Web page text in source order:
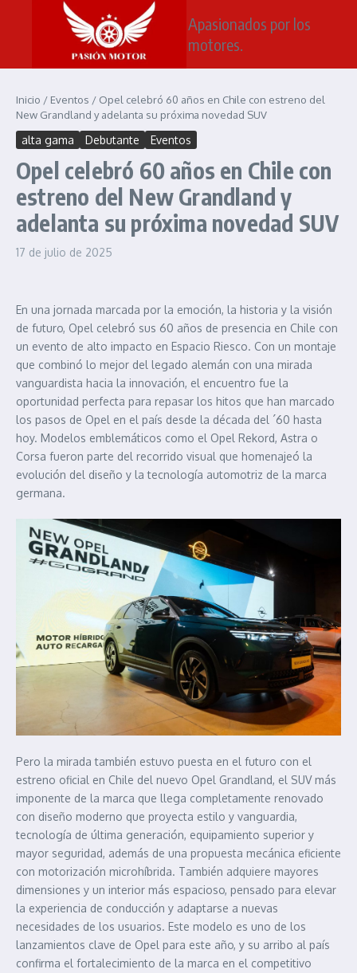
Saltar al contenido
Apasionados por los
motores.
Inicio / Eventos / Opel celebró 60 años en Chile con estreno del
New Grandland y adelanta su próxima novedad SUV
alta gama Debutante Eventos
Opel celebró 60 años en Chile con
estreno del New Grandland y
adelanta su próxima novedad SUV
17 de julio de 2025
En una jornada marcada por la emoción, la historia y la visión
de futuro, Opel celebró sus 60 años de presencia en Chile con
un evento de alto impacto en Espacio Riesco. Con un montaje
que combinó lo mejor del legado alemán con una mirada
vanguardista hacia la innovación, el encuentro fue la
oportunidad perfecta para repasar los hitos que han marcado
los pasos de Opel en el país desde la década del ´60 hasta
hoy. Modelos emblemáticos como el Opel Rekord, Astra o
Corsa fueron parte del recorrido visual que homenajeó la
evolución del diseño y la tecnología automotriz de la marca
germana.
Pero la mirada también estuvo puesta en el futuro con el
estreno oficial en Chile del nuevo Opel Grandland, el SUV más
imponente de la marca que llega completamente renovado
con diseño moderno que proyecta estilo y vanguardia,
tecnología de última generación, equipamiento superior y
mayor seguridad, además de una propuesta mecánica eficiente
con motorización microhíbrida. También adquiere mayores
dimensiones y un interior más espacioso, pensado para elevar
la experiencia de conducción y adaptarse a nuevas
necesidades de los usuarios. Este modelo es uno de los
lanzamientos clave de Opel para este año, y su arribo al país
confirma el fortalecimiento de la marca en el competitivo